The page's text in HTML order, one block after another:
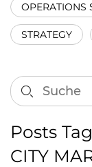
OPERATIONS
STRATEGY
Posts
CITY